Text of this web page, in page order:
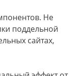
Не
поддельной
сайтах,